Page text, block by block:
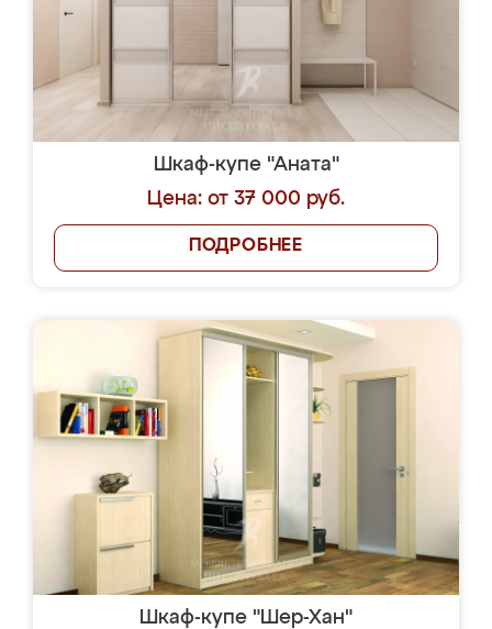
Шкаф-купе "Аната"
Цена: от 37 000 руб.
ПОДРОБНЕЕ
Шкаф-купе "Шер-Хан"